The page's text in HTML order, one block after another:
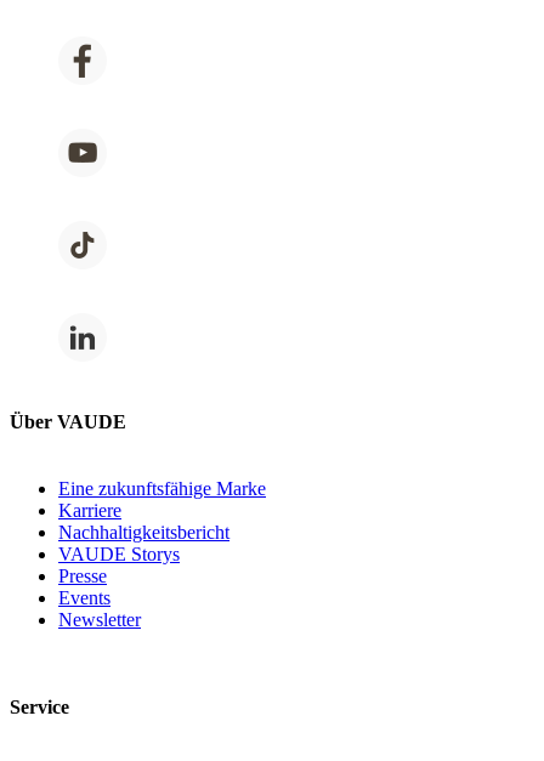
Über VAUDE
Eine zukunftsfähige Marke
Karriere
Nachhaltigkeitsbericht
VAUDE Storys
Presse
Events
Newsletter
Service